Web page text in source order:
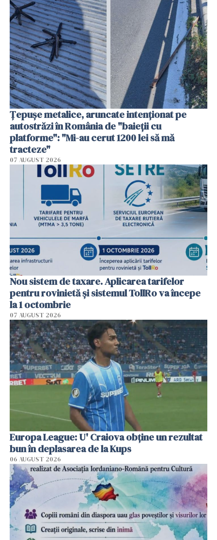
Țepușe metalice, aruncate intenționat pe
autostrăzi în România de "baieții cu
platforme": "Mi-au cerut 1200 lei să mă
tracteze"
07 AUGUST 2026
Nou sistem de taxare. Aplicarea tarifelor
pentru rovinietă şi sistemul TollRo va începe
la 1 octombrie
07 AUGUST 2026
Europa League: U' Craiova obține un rezultat
bun în deplasarea de la Kups
06 AUGUST 2026